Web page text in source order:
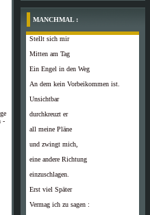
-
MANCHMAL :
Stellt sich mir
Mitten am Tag
Ein Engel in den Weg
An dem kein Vorbeikommen ist.
Unsichtbar
durchkreuzt er
all meine Pläne
und zwingt mich,
eine andere Richtung
einzuschlagen.
Erst viel Später
Vermag ich zu sagen :